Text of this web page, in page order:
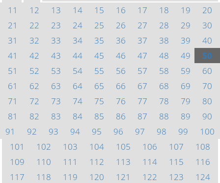
11
12 13 14 15 16 17 18 19
20
21
22 23 24 25 26 27 28 29
30
31
32 33 34 35 36 37 38 39
40
41
42 43 44 45 46 47 48 49
50
51
52 53 54 55 56 57 58 59
60
61
62 63 64 65 66 67 68 69
70
71
72 73 74 75 76 77 78 79
80
81
82 83 84 85 86 87 88 89
90
91
92 93 94 95 96 97 98 99
100
101
102 103 104 105 106 107
108
109
110 111 112 113 114 115
116
117
118 119 120 121 122 123
124